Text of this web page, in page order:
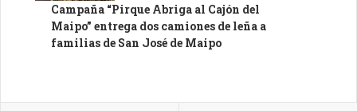
Campaña “Pirque Abriga al Cajón del
Maipo” entrega dos camiones de leña a
familias de San José de Maipo